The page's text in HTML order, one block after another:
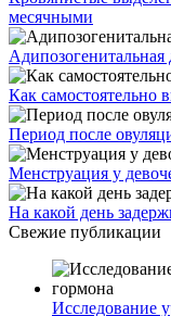
месячными
Адипозогенитальная
Как самостоятельно
Период после
Менструация у
На какой день
Свежие публикации
Исследование